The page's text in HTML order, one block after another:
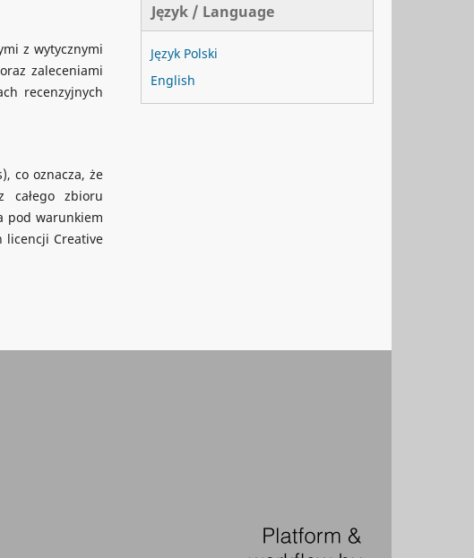
z wytycznymi
zaleceniami
recenzyjnych
co oznacza, że
całego zbioru
pod warunkiem
licencji Creative
Język / Language
Język Polski
English